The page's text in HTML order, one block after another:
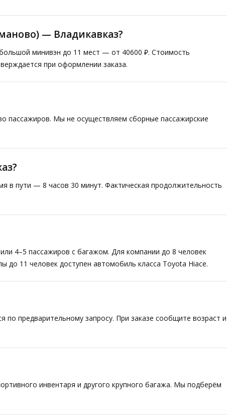
— Владикавказ?
минивэн до 11 мест — от 40600 ₽. Стоимость
при оформлении заказа.
пассажиров. Мы не осуществляем сборные пассажирские
в пути — 8 часов 30 минут. Фактическая продолжительность
4–5 пассажиров с багажом. Для компании до 8 человек
до 11 человек доступен автомобиль класса Toyota Hiace.
предварительному запросу. При заказе сообщите возраст и
инвентаря и другого крупного багажа. Мы подберём